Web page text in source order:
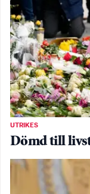
UTRIKES
Dömd till